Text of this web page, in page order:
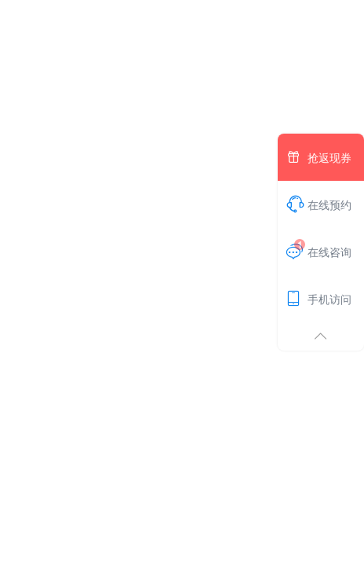
 抢返现券
 在线预约

1 在线咨询
 手机访问